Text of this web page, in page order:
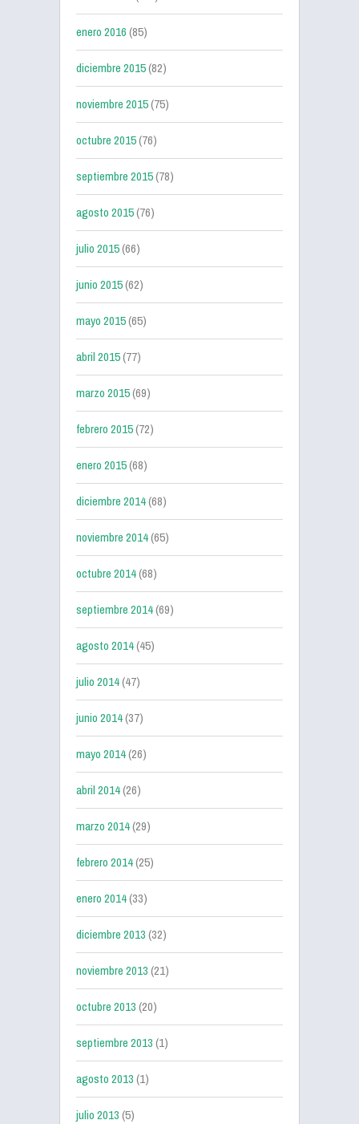
enero 2016(85)
diciembre 2015(82)
noviembre 2015(75)
octubre 2015(76)
septiembre 2015(78)
agosto 2015(76)
julio 2015(66)
junio 2015(62)
mayo 2015(65)
abril 2015(77)
marzo 2015(69)
febrero 2015(72)
enero 2015(68)
diciembre 2014(68)
noviembre 2014(65)
octubre 2014(68)
septiembre 2014(69)
agosto 2014(45)
julio 2014(47)
junio 2014(37)
mayo 2014(26)
abril 2014(26)
marzo 2014(29)
febrero 2014(25)
enero 2014(33)
diciembre 2013(32)
noviembre 2013(21)
octubre 2013(20)
septiembre 2013(1)
agosto 2013(1)
julio 2013(5)